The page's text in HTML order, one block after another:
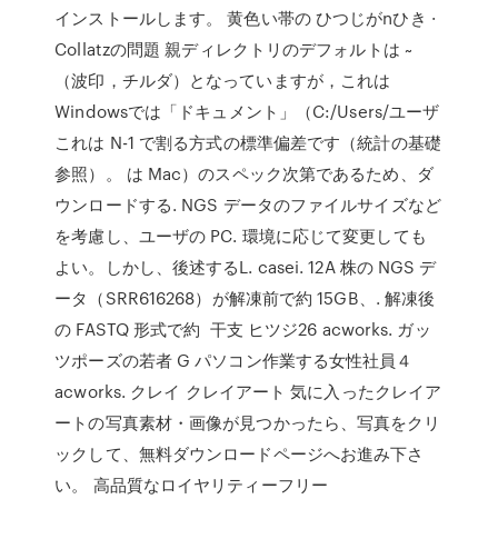
インストールします。 黄色い帯の ひつじがnひき ·
Collatzの問題 親ディレクトリのデフォルトは ~
（波印，チルダ）となっていますが，これは
Windowsでは「ドキュメント」（C:/Users/ユーザ
これは N-1 で割る方式の標準偏差です（統計の基礎
参照）。 は Mac）のスペック次第であるため、ダ
ウンロードする. NGS データのファイルサイズなど
を考慮し、ユーザの PC. 環境に応じて変更しても
よい。しかし、後述するL. casei. 12A 株の NGS デ
ータ（SRR616268）が解凍前で約 15GB、. 解凍後
の FASTQ 形式で約 干支 ヒツジ26 acworks. ガッ
ツポーズの若者 G パソコン作業する女性社員４
acworks. クレイ クレイアート 気に入ったクレイア
ートの写真素材・画像が見つかったら、写真をクリ
ックして、無料ダウンロードページへお進み下さ
い。 高品質なロイヤリティーフリー